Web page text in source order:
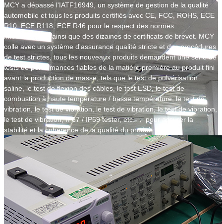
MCY a dépassé l'IATF16949, un système de gestion de la qualité
automobile et tous les produits certifiés avec CE, FCC, ROHS, ECE
R10, ECE R118, ECE R46 pour le respect des normes
internationales ainsi que des dizaines de certificats de brevet. MCY
colle avec un système d'assurance qualité stricte et des procédures
de test strictes, tous les nouveaux produits demandent une série de
tests de performances fiables de la matière première au produit fini
avant la production de masse, tels que le test de pulvérisation
saline, le test de flexion des câbles, le test ESD, le test de
combustion à haute température / basse température, le test de
vibration, le test de vibration, le test de vibration, le test de vibration,
le test de vibration, IP67 / IP69 tester, etc. ， pour assurer la
stabilité et la cohérence de la qualité du produit.